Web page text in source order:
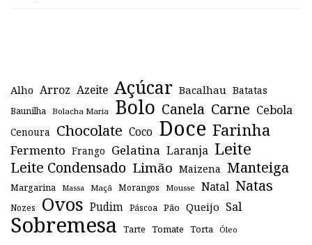
Alho Arroz Azeite Açúcar Bacalhau Batatas
Baunilha Bolacha Maria Bolo Canela Carne Cebola
Cenoura Chocolate Coco Doce Farinha
Fermento Frango Gelatina Laranja Leite
Leite Condensado Limão Maizena Manteiga
Margarina Massa Maçã Morangos Mousse Natal Natas
Nozes Ovos Pudim Páscoa Pão Queijo Sal
Sobremesa Tarte Tomate Torta Óleo